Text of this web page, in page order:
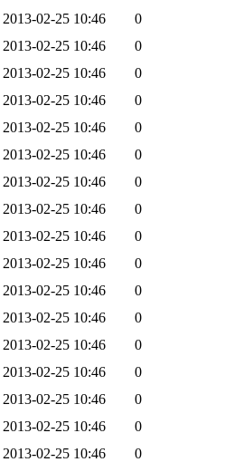
2013-02-25 10:46
0
2013-02-25 10:46
0
2013-02-25 10:46
0
2013-02-25 10:46
0
2013-02-25 10:46
0
2013-02-25 10:46
0
2013-02-25 10:46
0
2013-02-25 10:46
0
2013-02-25 10:46
0
2013-02-25 10:46
0
2013-02-25 10:46
0
2013-02-25 10:46
0
2013-02-25 10:46
0
2013-02-25 10:46
0
2013-02-25 10:46
0
2013-02-25 10:46
0
2013-02-25 10:46
0